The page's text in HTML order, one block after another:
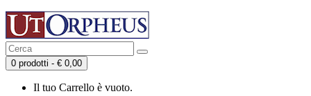
0 prodotti - € 0,00
Il tuo Carrello è vuoto.